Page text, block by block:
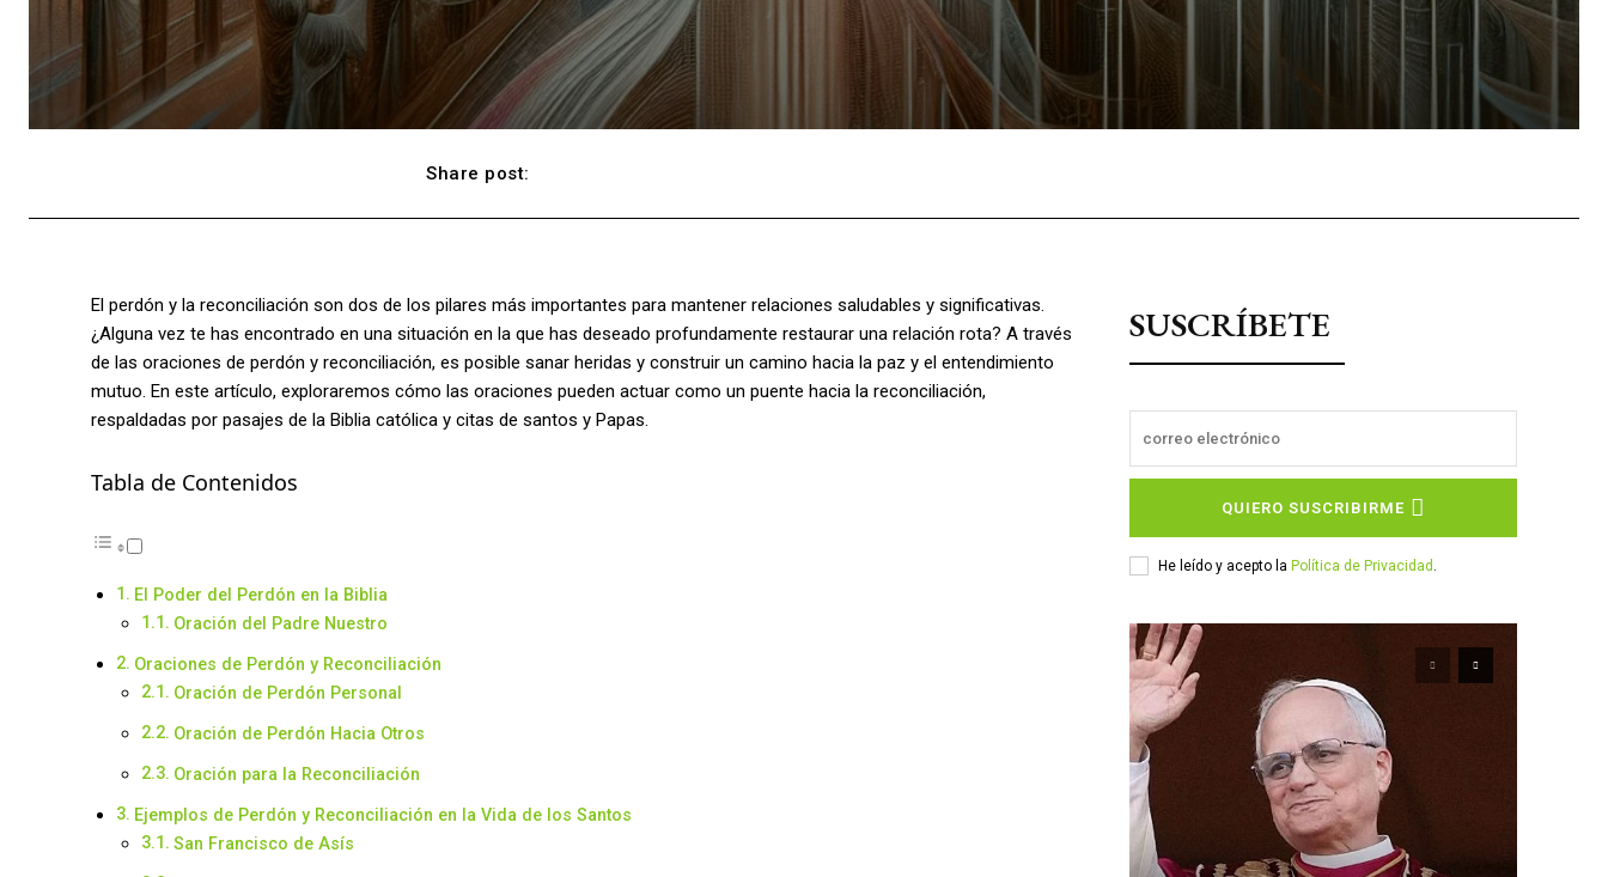
Share post:
El perdón y la reconciliación son dos de los pilares más importantes para mantener relaciones saludables y significativas.
¿Alguna vez te has encontrado en una situación en la que has deseado profundamente restaurar una relación rota? A través
de las oraciones de perdón y reconciliación, es posible sanar heridas y construir un camino hacia la paz y el entendimiento
mutuo. En este artículo, exploraremos cómo las oraciones pueden actuar como un puente hacia la reconciliación,
respaldadas por pasajes de la Biblia católica y citas de santos y Papas.
Tabla de Contenidos
El Poder del Perdón en la Biblia
Oración del Padre Nuestro
Oraciones de Perdón y Reconciliación
Oración de Perdón Personal
Oración de Perdón Hacia Otros
Oración para la Reconciliación
Ejemplos de Perdón y Reconciliación en la Vida de los Santos
San Francisco de Asís
SUSCRÍBETE
QUIERO SUSCRIBIRME
He leído y acepto la Política de Privacidad